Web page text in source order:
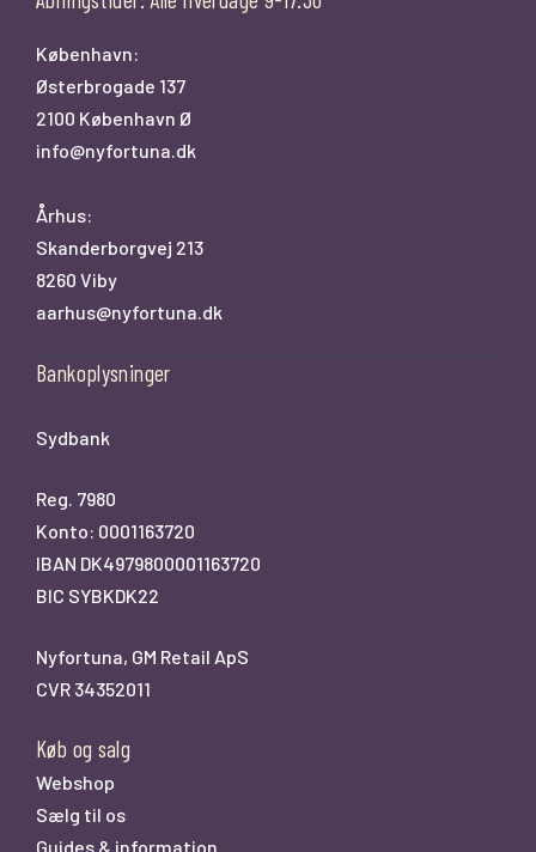
København:
Østerbrogade 137
2100 København Ø
info@nyfortuna.dk
Århus:
Skanderborgvej 213
8260 Viby
aarhus@nyfortuna.dk
Bankoplysninger
Sydbank
Reg. 7980
Konto: 0001163720
IBAN DK4979800001163720
BIC SYBKDK22
Nyfortuna, GM Retail ApS
CVR 34352011
Køb og salg
Webshop
Sælg til os
Guides & information